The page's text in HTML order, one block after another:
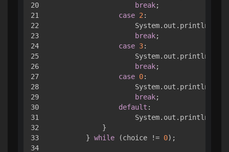
20
21
22
23
24
25
26
27
28
29
30
31
32
33
34
break;
case 2 :
                    System.out.println(
break;
case 3:
                    System.out.println(
break;
case 0:
                    System.out.println(
break;
default :
                    System.out.println(
            }
        }
while (choice != 0);